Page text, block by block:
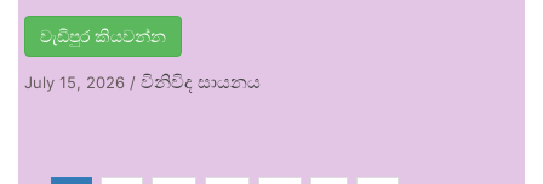
වැඩිපුර කියවන්න
July 15, 2026 / විනිවිද සායනය